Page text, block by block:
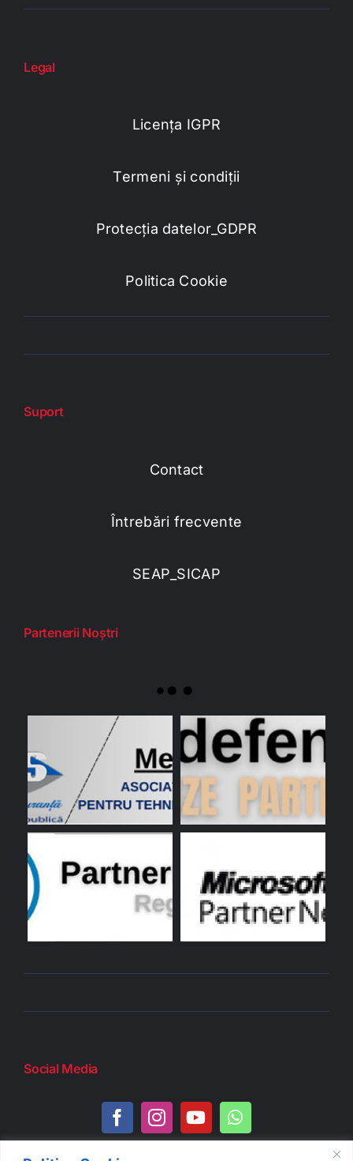
Legal
Licența IGPR
Termeni și condiții
Protecția datelor_GDPR
Politica Cookie
Suport
Contact
Întrebări frecvente
SEAP_SICAP
Partenerii Noștri
Social Media